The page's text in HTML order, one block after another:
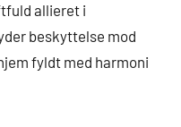
allieret i
beskyttelse mod
fyldt med harmoni